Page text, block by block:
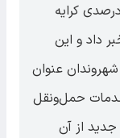
شورای شهر تهران از تصویب افزایش ۲۵ درصدی کرایه
اتوبوس‌های تندرو در سال ۱۴۰۵ خبر داد و این
عنوان
حمل‌ونقل
جدید از آن